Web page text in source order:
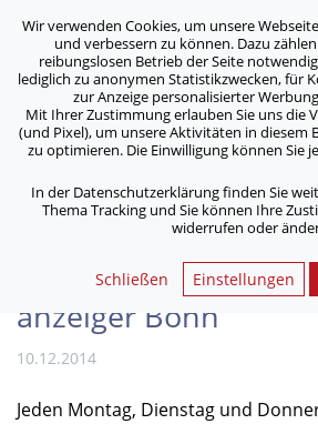
ASB Bonn/Rhein-Sieg/Eifel
bewegt Menschen
Home / Archiv /
Bericht zum Gruppen­angebot des SPZ
des SPZ für
anzeiger Bonn
10.12.2014
Jeden Montag, Dienstag und
Wir verwenden Cookies, um unsere
und verbessern zu können. Dazu
reibungslosen Betrieb der Seite
lediglich zu anonymen Statistikzwecken, für
zur Anzeige personalisierter
Mit Ihrer Zustimmung erlauben Sie uns die
(und Pixel), um unsere Aktivitäten in diesem
zu optimieren. Die Einwilligung können Sie
In der Datenschutzerklärung finden Sie
Thema Tracking und Sie können Ihre
widerrufen oder
Schließen Einstellungen